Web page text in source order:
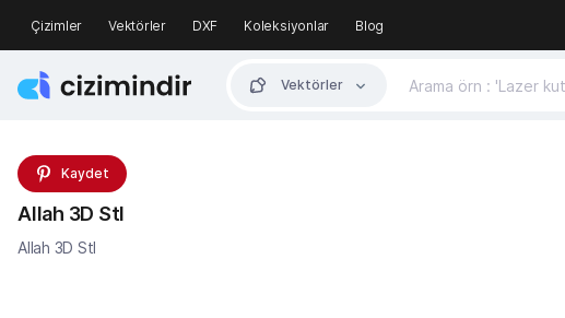
Çizimler Vektörler DXF Koleksiyonlar Blog
Vektörler
Kaydet
Allah 3D Stl
Allah 3D Stl